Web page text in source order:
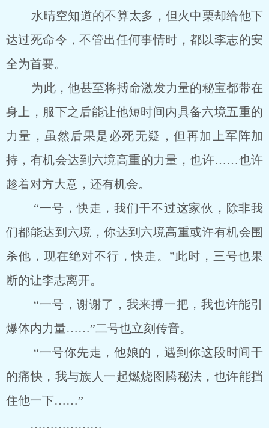
水晴空知道的不算太多，但火中栗却给他下
达过死命令，不管出任何事情时，都以李志的安
全为首要。
为此，他甚至将搏命激发力量的秘宝都带在
身上，服下之后能让他短时间内具备六境五重的
力量，虽然后果是必死无疑，但再加上军阵加
持，有机会达到六境高重的力量，也许……也许
趁着对方大意，还有机会。
“一号，快走，我们干不过这家伙，除非我
们都能达到六境，你达到六境高重或许有机会围
杀他，现在绝对不行，快走。”此时，三号也果
断的让李志离开。
“一号，谢谢了，我来搏一把，我也许能引
爆体内力量……”二号也立刻传音。
“一号你先走，他娘的，遇到你这段时间干
的痛快，我与族人一起燃烧图腾秘法，也许能挡
住他一下……”
………………